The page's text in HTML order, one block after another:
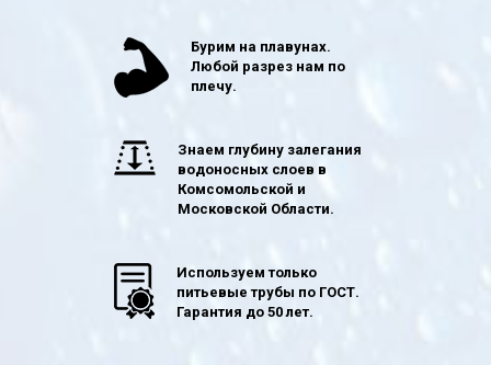
Бурим на плавунах.
Любой разрез нам по
плечу.
Знаем глубину залегания
водоносных слоев в
Комсомольской и
Московской Области.
Используем только
питьевые трубы по ГОСТ.
Гарантия до 50 лет.